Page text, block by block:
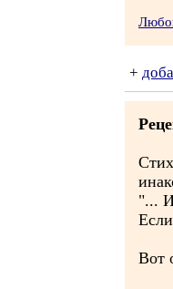
+
"...
Вот